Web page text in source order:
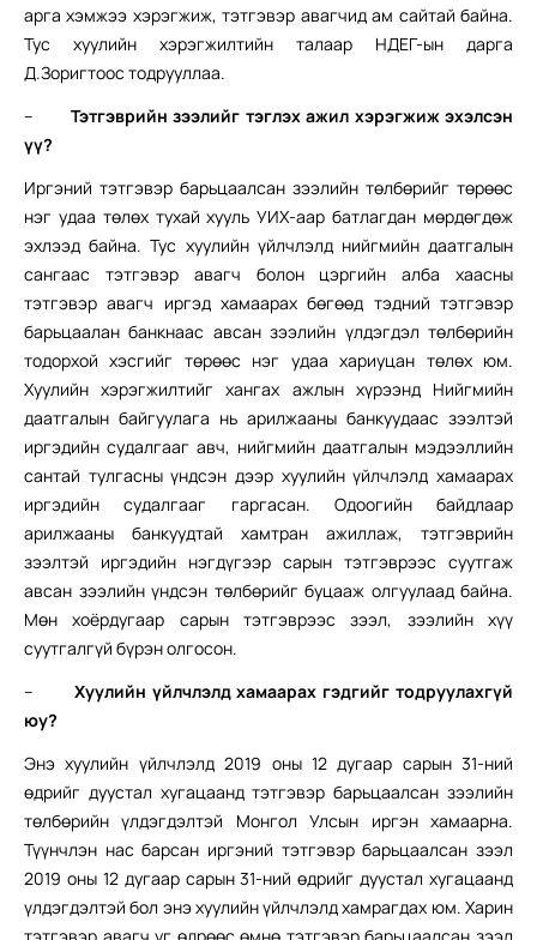
арга хэмжээ хэрэгжиж, тэтгэвэр авагчид ам сайтай байна.
Тус хуулийн хэрэгжилтийн талаар НДЕГ-ын дарга
Д.Зоригтоос тодрууллаа.
– Тэтгэврийн зээлийг тэглэх ажил хэрэгжиж эхэлсэн
үү?
Иргэний тэтгэвэр барьцаалсан зээлийн төлбөрийг төрөөс
нэг удаа төлөх тухай хууль УИХ-аар батлагдан мөрдөгдөж
эхлээд байна. Тус хуулийн үйлчлэлд нийгмийн даатгалын
сангаас тэтгэвэр авагч болон цэргийн алба хаасны
тэтгэвэр авагч иргэд хамаарах бөгөөд тэдний тэтгэвэр
барьцаалан банкнаас авсан зээлийн үлдэгдэл төлбөрийн
тодорхой хэсгийг төрөөс нэг удаа хариуцан төлөх юм.
Хуулийн хэрэгжилтийг хангах ажлын хүрээнд Нийгмийн
даатгалын байгуулага нь арилжааны банкуудаас зээлтэй
иргэдийн судалгааг авч, нийгмийн даатгалын мэдээллийн
сантай тулгасны үндсэн дээр хуулийн үйлчлэлд хамаарах
иргэдийн судалгааг гаргасан. Одоогийн байдлаар
арилжааны банкуудтай хамтран ажиллаж, тэтгэврийн
зээлтэй иргэдийн нэгдүгээр сарын тэтгэврээс суутгаж
авсан зээлийн үндсэн төлбөрийг буцааж олгуулаад байна.
Мөн хоёрдугаар сарын тэтгэврээс зээл, зээлийн хүү
суутгалгүй бүрэн олгосон.
– Хуулийн үйлчлэлд хамаарах гэдгийг тодруулахгүй
юу?
Энэ хуулийн үйлчлэлд 2019 оны 12 дугаар сарын 31-ний
өдрийг дуустал хугацаанд тэтгэвэр барьцаалсан зээлийн
төлбөрийн үлдэгдэлтэй Монгол Улсын иргэн хамаарна.
Түүнчлэн нас барсан иргэний тэтгэвэр барьцаалсан зээл
2019 оны 12 дугаар сарын 31-ний өдрийг дуустал хугацаанд
үлдэгдэлтэй бол энэ хуулийн үйлчлэлд хамрагдах юм. Харин